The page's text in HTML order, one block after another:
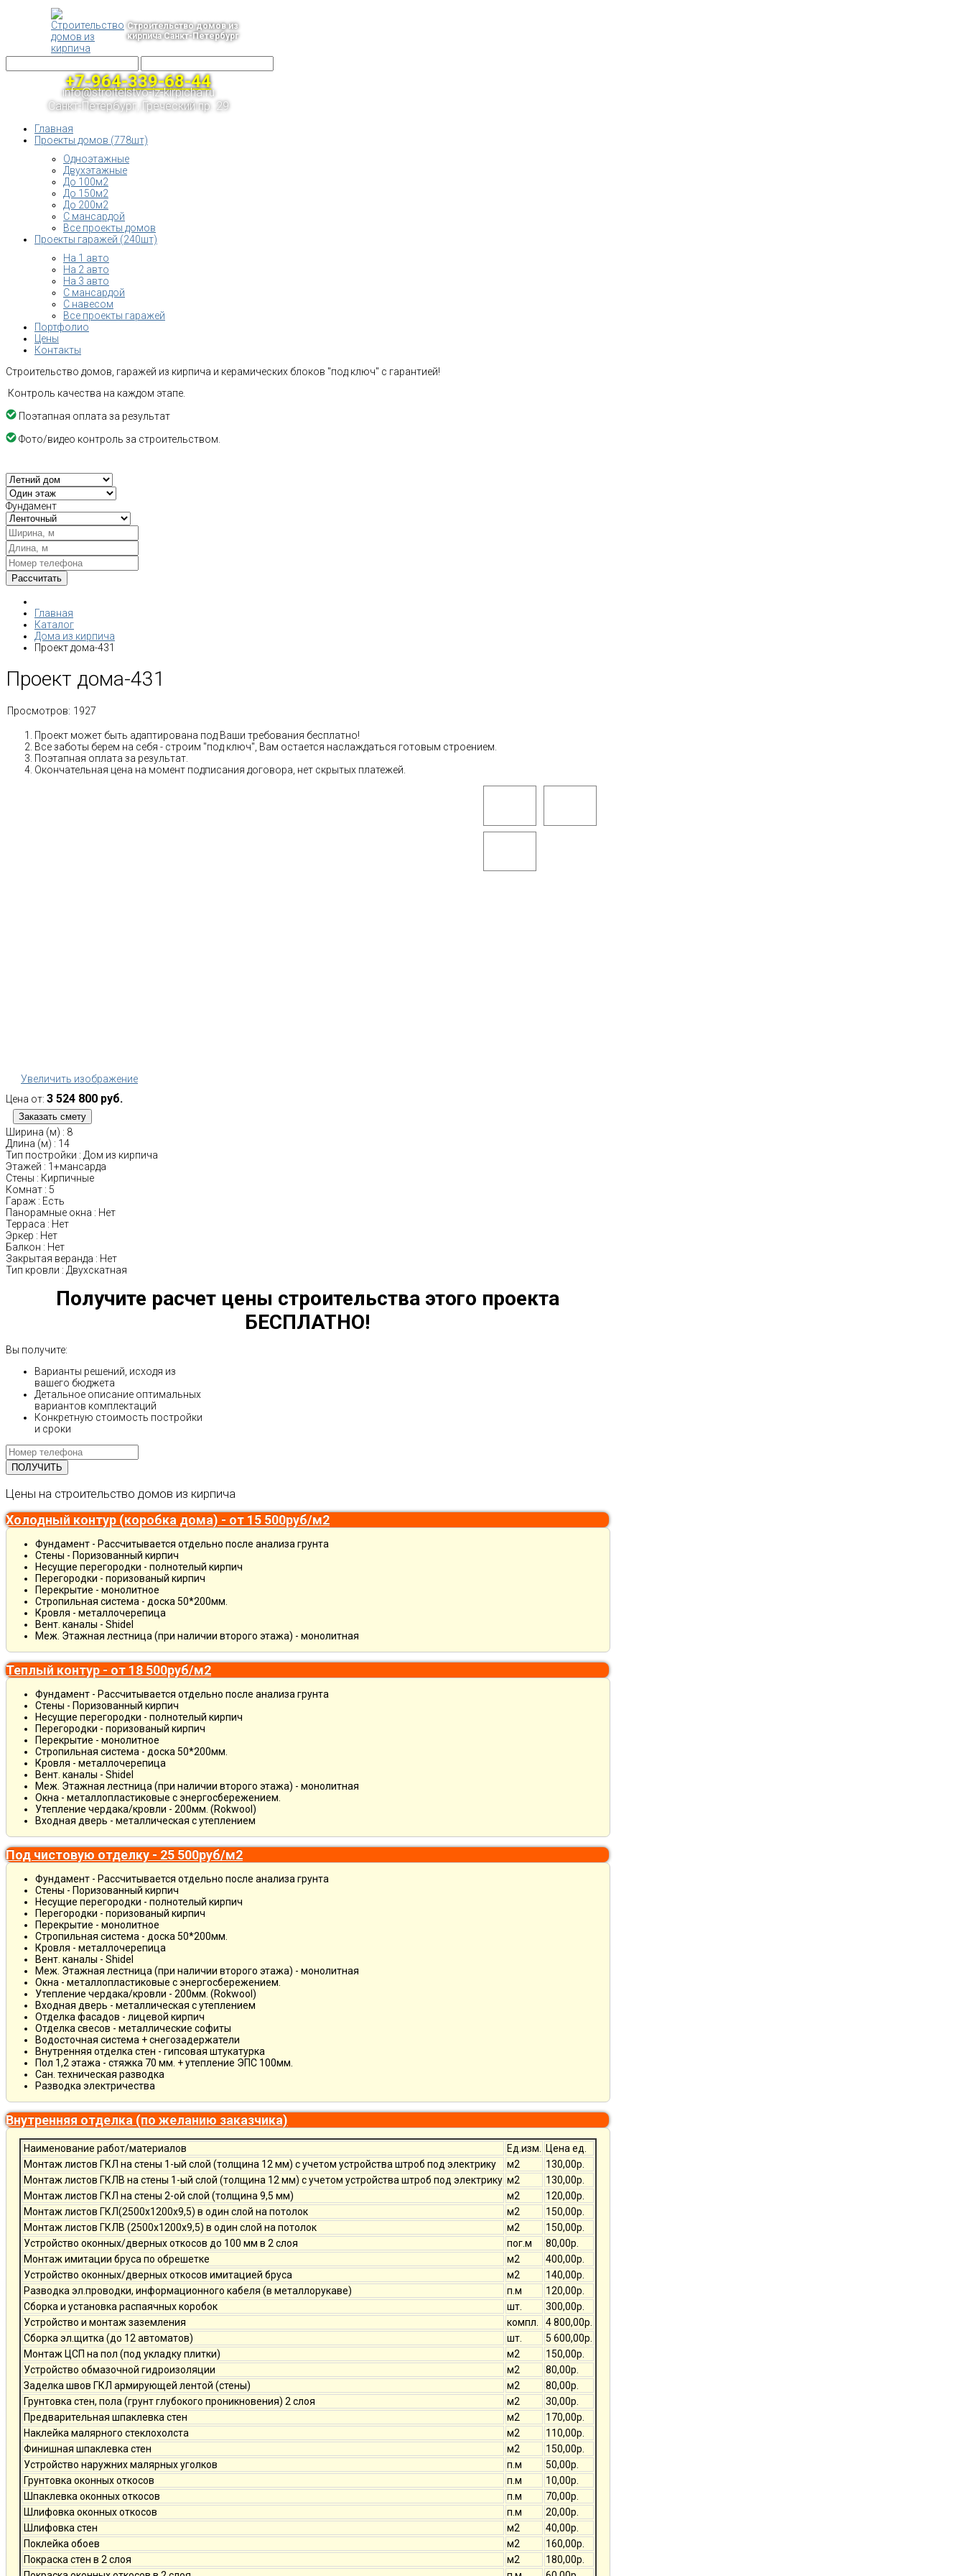
Строительство домов из
кирпича Санкт-Петербург
+7-964-339-68-44
info@stroitelstvo-iz-kirpicha.ru
Санкт-Петербург, Греческий пр. 29
Главная
Проекты домов (778шт)
Одноэтажные
Двухэтажные
До 100м2
До 150м2
До 200м2
С мансардой
Все проекты домов
Проекты гаражей (240шт)
На 1 авто
На 2 авто
На 3 авто
С мансардой
С навесом
Все проекты гаражей
Портфолио
Цены
Контакты
Строительство домов, гаражей из кирпича и керамических блоков "под ключ" с гарантией!
Контроль качества на каждом этапе.
Поэтапная оплата за результат
Фото/видео контроль за строительством.
Фундамент
Главная
Каталог
Дома из кирпича
Проект дома-431
Проект дома-431
Просмотров: 1927
Проект может быть адаптирована под Ваши требования бесплатно!
Все заботы берем на себя - строим "под ключ", Вам остается наслаждаться готовым строением.
Поэтапная оплата за результат.
Окончательная цена на момент подписания договора, нет скрытых платежей.
Увеличить изображение
Цена от: 3 524 800 руб.
Ширина (м) : 8
Длина (м) : 14
Тип постройки : Дом из кирпича
Этажей : 1+мансарда
Стены : Кирпичные
Комнат : 5
Гараж : Есть
Панорамные окна : Нет
Терраса : Нет
Эркер : Нет
Балкон : Нет
Закрытая веранда : Нет
Тип кровли : Двухскатная
Получите расчет цены строительства этого проекта
БЕСПЛАТНО!
Вы получите:
Варианты решений, исходя из
вашего бюджета
Детальное описание оптимальных
вариантов комплектаций
Конкретную стоимость постройки
и сроки
Цены на строительство домов из кирпича
Холодный контур (коробка дома) - от 15 500руб/м2
Фундамент - Рассчитывается отдельно после анализа грунта
Стены - Поризованный кирпич
Несущие перегородки - полнотелый кирпич
Перегородки - поризованый кирпич
Перекрытие - монолитное
Стропильная система - доска 50*200мм.
Кровля - металлочерепица
Вент. каналы - Shidel
Меж. Этажная лестница (при наличии второго этажа) - монолитная
Теплый контур - от 18 500руб/м2
Фундамент - Рассчитывается отдельно после анализа грунта
Стены - Поризованный кирпич
Несущие перегородки - полнотелый кирпич
Перегородки - поризованый кирпич
Перекрытие - монолитное
Стропильная система - доска 50*200мм.
Кровля - металлочерепица
Вент. каналы - Shidel
Меж. Этажная лестница (при наличии второго этажа) - монолитная
Окна - металлопластиковые с энергосбережением.
Утепление чердака/кровли - 200мм. (Rokwool)
Входная дверь - металлическая с утеплением
Под чистовую отделку - 25 500руб/м2
Фундамент - Рассчитывается отдельно после анализа грунта
Стены - Поризованный кирпич
Несущие перегородки - полнотелый кирпич
Перегородки - поризованый кирпич
Перекрытие - монолитное
Стропильная система - доска 50*200мм.
Кровля - металлочерепица
Вент. каналы - Shidel
Меж. Этажная лестница (при наличии второго этажа) - монолитная
Окна - металлопластиковые с энергосбережением.
Утепление чердака/кровли - 200мм. (Rokwool)
Входная дверь - металлическая с утеплением
Отделка фасадов - лицевой кирпич
Отделка свесов - металлические софиты
Водосточная система + снегозадержатели
Внутренняя отделка стен - гипсовая штукатурка
Пол 1,2 этажа - стяжка 70 мм. + утепление ЭПС 100мм.
Сан. техническая разводка
Разводка электричества
Внутренняя отделка (по желанию заказчика)
Наименование работ/материалов Ед.изм.
Цена ед.
Монтаж листов ГКЛ на стены 1-ый слой (толщина 12 мм) с учетом устройства штроб под электрику
м2
130,00р.
Монтаж листов ГКЛВ на стены 1-ый слой (толщина 12 мм) с учетом устройства штроб под электрику м2
130,00р.
Монтаж листов ГКЛ на стены 2-ой слой (толщина 9,5 мм)
м2
120,00р.
Монтаж листов ГКЛ(2500х1200х9,5) в один слой на потолок
м2
150,00р.
Монтаж листов ГКЛВ (2500х1200х9,5) в один слой на потолок
м2
150,00р.
Устройство оконных/дверных откосов до 100 мм в 2 слоя
пог.м
80,00р.
Монтаж имитации бруса по обрешетке
м2
400,00р.
Устройство оконных/дверных откосов имитацией бруса
м2
140,00р.
Разводка эл.проводки, информационного кабеля (в металлорукаве)
п.м
120,00р.
Сборка и установка распаячных коробок
шт.
300,00р.
Устройство и монтаж заземления
компл.
4 800,00р.
Сборка эл.щитка (до 12 автоматов)
шт.
5 600,00р.
Монтаж ЦСП на пол (под укладку плитки)
м2
150,00р.
Устройство обмазочной гидроизоляции
м2
80,00р.
Заделка швов ГКЛ армирующей лентой (стены)
м2
80,00р.
Грунтовка стен, пола (грунт глубокого проникновения) 2 слоя
м2
30,00р.
Предварительная шпаклевка стен
м2
170,00р.
Наклейка малярного стеклохолста
м2
110,00р.
Финишная шпаклевка стен
м2
150,00р.
Устройство наружних малярных уголков
п.м
50,00р.
Грунтовка оконных откосов
п.м
10,00р.
Шпаклевка оконных откосов
п.м
70,00р.
Шлифовка оконных откосов
п.м
20,00р.
Шлифовка стен
м2
40,00р.
Поклейка обоев
м2
160,00р.
Покраска стен в 2 слоя
м2
180,00р.